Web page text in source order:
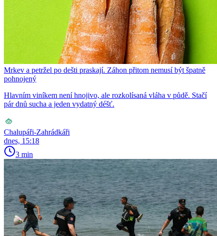
Mrkev a petržel po dešti praskají. Záhon přitom nemusí být špatně
pohnojený
Hlavním viníkem není hnojivo, ale rozkolísaná vláha v půdě. Stačí
pár dnů sucha a jeden vydatný déšť.
Chalupáři-Zahrádkáři
dnes, 15:18
3 min